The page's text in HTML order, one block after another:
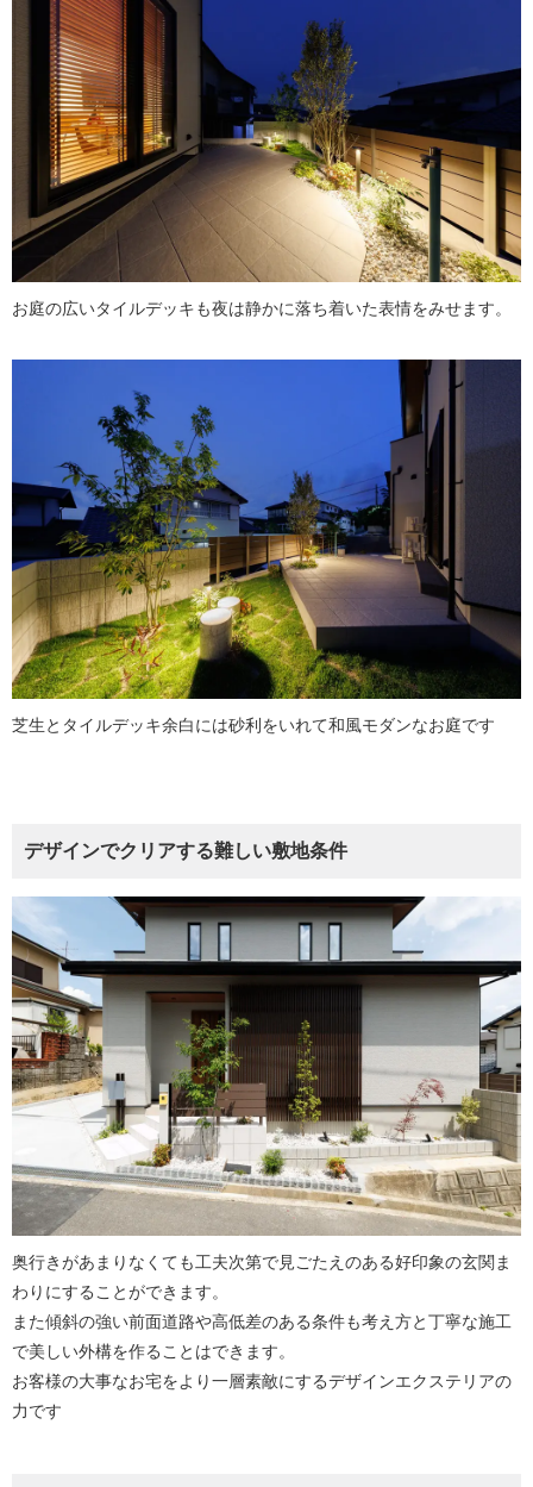
お庭の広いタイルデッキも夜は静かに落ち着いた表情をみせます。
芝生とタイルデッキ余白には砂利をいれて和風モダンなお庭です
デザインでクリアする難しい敷地条件
奥行きがあまりなくても工夫次第で見ごたえのある好印象の玄関ま
わりにすることができます。
また傾斜の強い前面道路や高低差のある条件も考え方と丁寧な施工
で美しい外構を作ることはできます。
お客様の大事なお宅をより一層素敵にするデザインエクステリアの
力です